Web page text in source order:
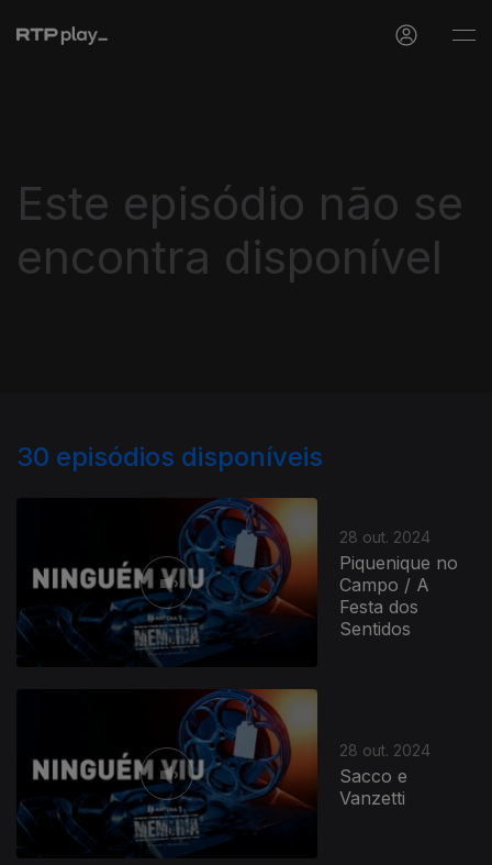
Este episódio não se
encontra disponível
30 episódios disponíveis
28 out. 2024
Piquenique no
Campo / A
Festa dos
Sentidos
28 out. 2024
Sacco e
Vanzetti